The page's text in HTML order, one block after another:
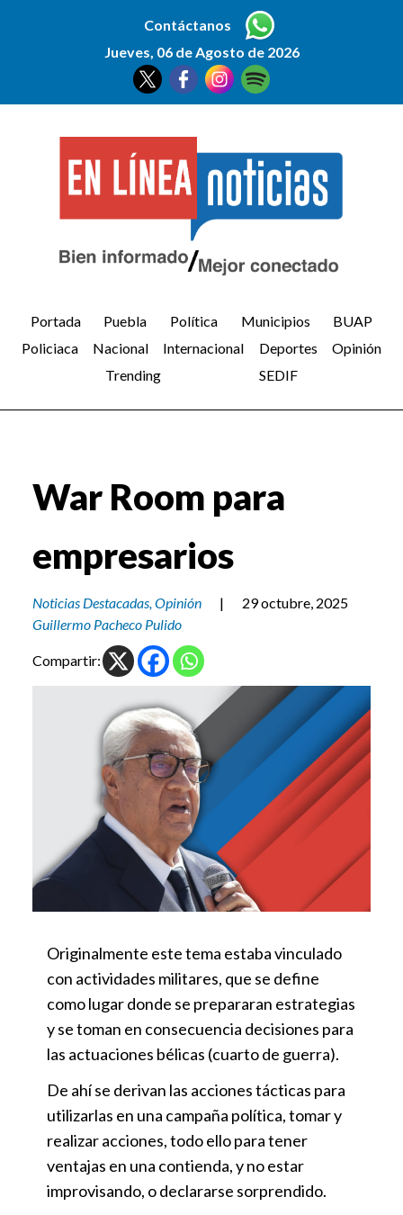
Contáctanos
Jueves, 06 de Agosto de 2026
Portada Puebla Política Municipios
BUAP
Policiaca
Nacional Internacional Deportes
Opinión
Trending
SEDIF
War Room para
empresarios
Noticias Destacadas,Opinión |
29 octubre, 2025
Guillermo Pacheco Pulido
Compartir:
Originalmente este tema estaba vinculado
con actividades militares, que se define
como lugar donde se prepararan estrategias
y se toman en consecuencia decisiones para
las actuaciones bélicas (cuarto de guerra).
De ahí se derivan las acciones tácticas para
utilizarlas en una campaña política, tomar y
realizar acciones, todo ello para tener
ventajas en una contienda, y no estar
improvisando, o declararse sorprendido.